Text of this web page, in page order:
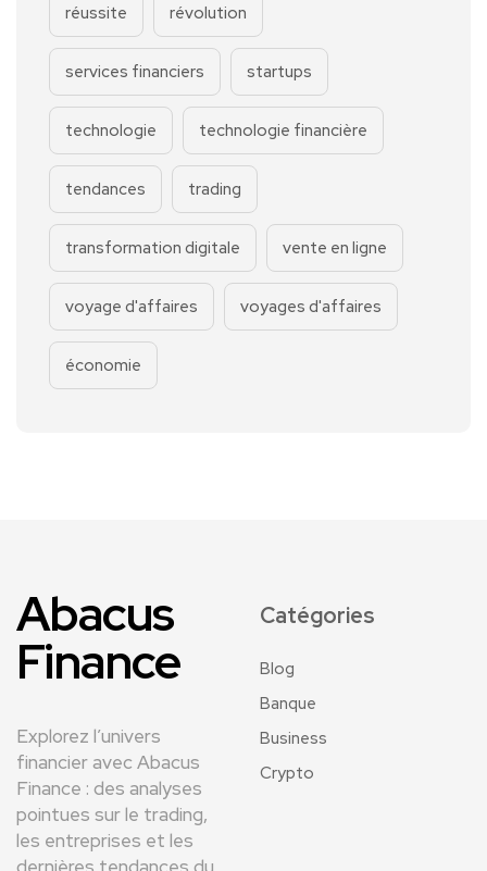
réussite révolution
services financiers startups
technologie technologie financière
tendances trading
transformation digitale vente en ligne
voyage d'affaires voyages d'affaires
économie
Abacus
Finance
Explorez l’univers
financier avec Abacus
Finance : des analyses
pointues sur le trading,
les entreprises et les
Catégories
Blog
Banque
Business
Crypto